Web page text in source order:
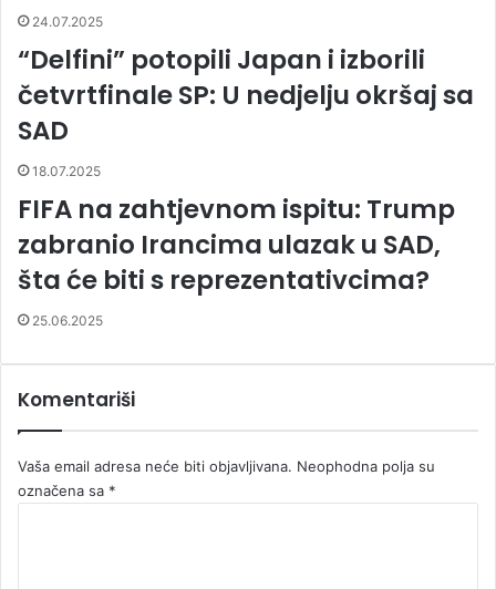
24.07.2025
“Delfini” potopili Japan i izborili
četvrtfinale SP: U nedjelju okršaj sa
SAD
18.07.2025
FIFA na zahtjevnom ispitu: Trump
zabranio Irancima ulazak u SAD,
šta će biti s reprezentativcima?
25.06.2025
Komentariši
Vaša email adresa neće biti objavljivana. Neophodna polja su
označena sa *